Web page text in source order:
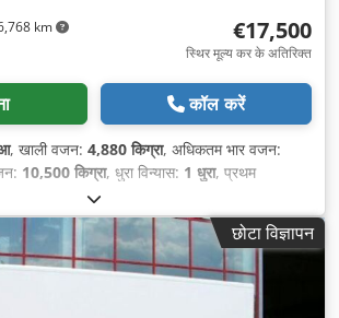
km €17,500
स्थिर मूल्य कर के अतिरिक्त
कॉल करें
, खाली वजन: 4,880 किग्रा, अधिकतम भार वजन:
10,500 किग्रा, धुरा विन्यास: 1 धुरा, प्रथम
, लोडिंग स्पेस की लंबाई:
स्पेस की ऊँचाई:3,100 मिमी, लोडिंग स्पेस वॉल्यूम:
का आकार:235 / 75 R 17,5, रंग:अन्य , गियरिंग
का आकार:235 / 75 R 17,5, रियर टायर का
, उत्सर्जन श्रेणी:कोई नहीं
छोटा विज्ञापन